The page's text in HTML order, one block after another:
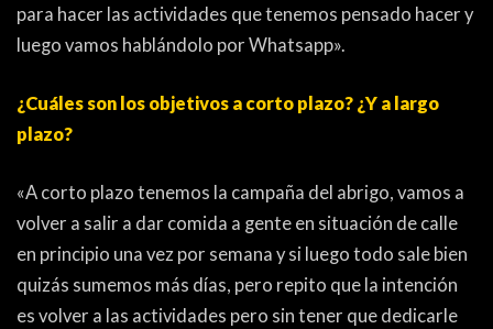
para hacer las actividades que tenemos pensado hacer y
luego vamos hablándolo por Whatsapp».
¿Cuáles son los objetivos a corto plazo? ¿Y a largo
plazo?
«A corto plazo tenemos la campaña del abrigo, vamos a
volver a salir a dar comida a gente en situación de calle
en principio una vez por semana y si luego todo sale bien
quizás sumemos más días, pero repito que la intención
es volver a las actividades pero sin tener que dedicarle